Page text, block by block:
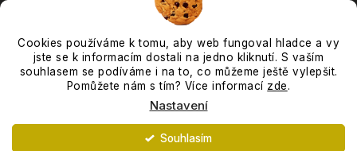
Cookies používáme k tomu, aby web fungoval hladce a vy
jste se k informacím dostali na jedno kliknutí. S vaším
souhlasem se podíváme i na to, co můžeme ještě vylepšit.
Pomůžete nám s tím? Více informací zde.
Nastavení
Souhlasím
Expedujeme každý pracovní den. :-)
Vytvořil Shoptet
Copyright 2026GoldPC.cz . Všechna práva vyhrazena.
Grafický návrh vytvořil a nakódovalShoptak.cz